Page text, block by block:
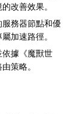
改善效果。
服務器節點和優
加速路徑。
據《魔獸世
策略。